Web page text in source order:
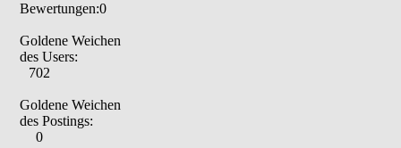
Bewertungen:0
Goldene Weichen
des Users:
702
Goldene Weichen
des Postings:
0